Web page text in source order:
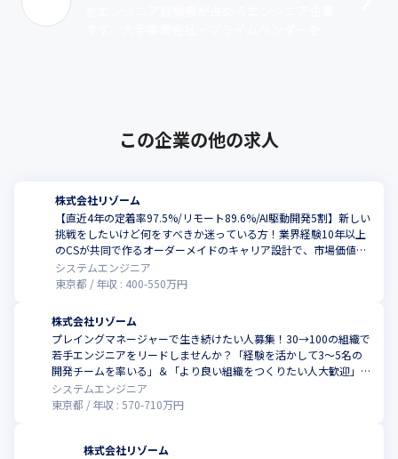
・ 新卒エンジニア研修の企画・運営
・ 未経験・第二新卒エンジニア研修の企画・運営
この企業の他の求人
株式会社リゾーム
【直近4年の定着率97.5%/リモート89.6%/AI駆動開発5割】新しい
挑戦をしたいけど何をすべきか迷っている方！業界経験10年以上
のCSが共同で作るオーダーメイドのキャリア設計で、市場価値＋
年収UPしませんか？
システムエンジニア
東京都
年収 : 400-550万円
株式会社リゾーム
プレイングマネージャーで生き続けたい人募集！30→100の組織で
若手エンジニアをリードしませんか？「経験を活かして3～5名の
開発チームを率いる」＆「より良い組織をつくりたい人大歓迎」＆
「SESエンジニア40名で直近4年の定着率97.5%」
システムエンジニア
東京都
年収 :570-710万円
株式会社リゾーム